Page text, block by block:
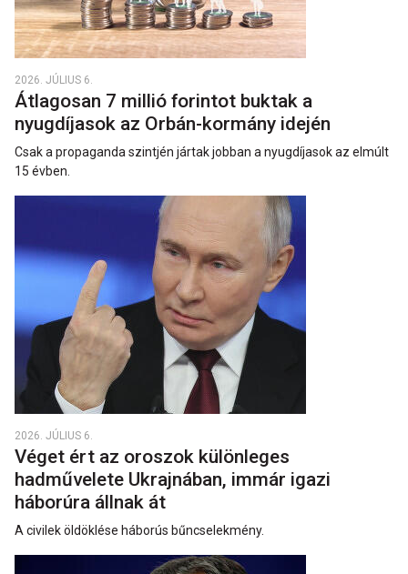
2026. JÚLIUS 6.
Átlagosan 7 millió forintot buktak a
nyugdíjasok az Orbán-kormány idején
Csak a propaganda szintjén jártak jobban a nyugdíjasok az elmúlt
15 évben.
2026. JÚLIUS 6.
Véget ért az oroszok különleges
hadművelete Ukrajnában, immár igazi
háborúra állnak át
A civilek öldöklése háborús bűncselekmény.